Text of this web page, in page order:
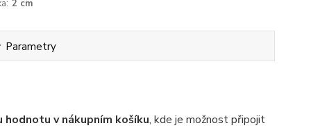
2 cm
Parametry
v nákupním košíku, kde je možnost připojit